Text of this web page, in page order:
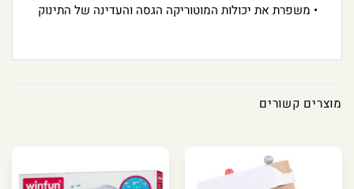
• משפרת את יכולות המוטוריקה הגסה והעדינה של התינוק
מוצרים קשורים